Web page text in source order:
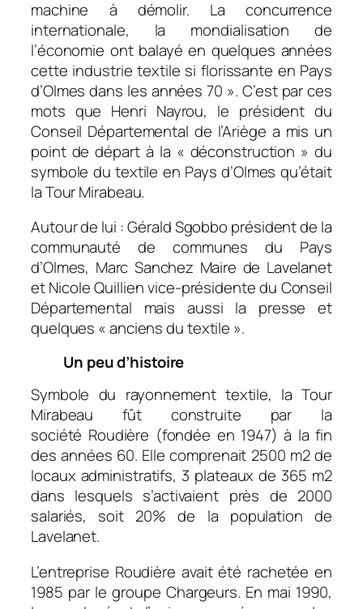
machine à démolir. La concurrence
internationale, la mondialisation de
l’économie ont balayé en quelques années
cette industrie textile si florissante en Pays
d’Olmes dans les années 70 ». C’est par ces
mots que Henri Nayrou, le président du
Conseil Départemental de l’Ariège a mis un
point de départ à la « déconstruction » du
symbole du textile en Pays d’Olmes qu’était
la Tour Mirabeau.
Autour de lui : Gérald Sgobbo président de la
communauté de communes du Pays
d’Olmes, Marc Sanchez Maire de Lavelanet
et Nicole Quillien vice-présidente du Conseil
Départemental mais aussi la presse et
quelques «anciens du textile ».
Un peu d’histoire
Symbole du rayonnement textile, la Tour
Mirabeau fût construite par la
société Roudière (fondée en 1947) à la fin
des années 60. Elle comprenait 2500 m2 de
locaux administratifs, 3 plateaux de 365 m2
dans lesquels s’activaient près de 2000
salariés, soit 20% de la population de
Lavelanet.
L’entreprise Roudière avait été rachetée en
1985 par le groupe Chargeurs. En mai 1990,